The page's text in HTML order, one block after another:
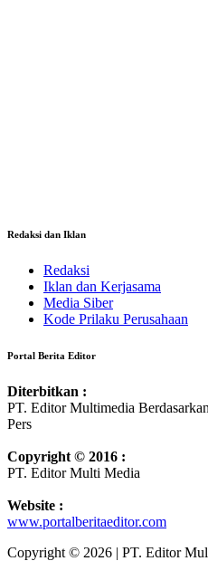
Redaksi dan Iklan
Redaksi
Iklan dan Kerjasama
Media Siber
Kode Prilaku Perusahaan
Portal Berita Editor
Diterbitkan :
PT. Editor Multimedia
Pers
Copyright © 2016 :
PT. Editor Multi Media
Website :
www.portalberitaeditor.com
Copyright © 2026 | PT. Editor